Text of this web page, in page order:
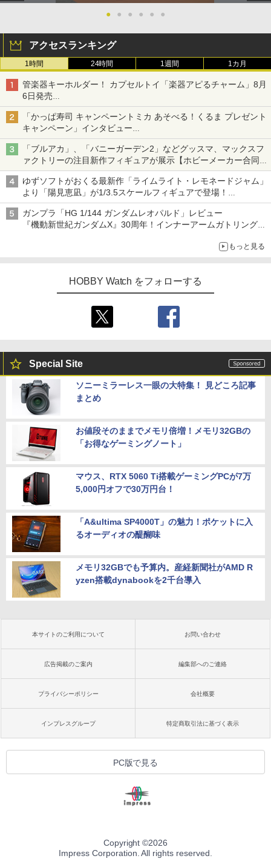
● ● ● ● ● ●
アクセスランキング
1時間 24時間 1週間 1カ月
管楽器キーホルダー！ カプセルトイ「楽器アピるチャーム」8月
6日発売
チューバ、テナサクなど5種各3色
「かっぱ寿司 キャンペーントミカ あそべる！くるま プレゼント
キャンペーン」インタビュー
子どもが楽しめるかっぱ寿司ならではの体験とコラボの楽しさを
追求
「ブルアカ」、「バニーガーデン2」などグッスマ、マックスフ
ァクトリーの注目新作フィギュアが展示【ホビーメーカー合同展
示会】
ゆずソフトがおくる最新作「ライムライト・レモネードジャム」
より「陽見恵凪」が1/3.5スケールフィギュアで登場！
メガネ姿も表現できるオプションパーツが付属
ガンプラ「HG 1/144 ガンダムレオパルド」レビュー
『機動新世紀ガンダムX』30周年！インナーアームガトリングの
もっと見る
HOBBY Watch をフォローする
Special Site
ソニーミラーレス一眼の大特集！ 見どころ記事
まとめ
お値段そのままでメモリ倍増！メモリ32GBの
「お得なゲーミングノート」
マウス、RTX 5060 Ti搭載ゲーミングPCが7万
5,000円オフで30万円台！
「A&ultima SP4000T」の魅力！ポケットに入
るオーディオの醍醐味
メモリ32GBでも予算内。産経新聞社がAMD R
yzen搭載dynabookを2千台導入
本サイトのご利用について お問い合わせ
広告掲載のご案内 編集部へのご連絡
プライバシーポリシー 会社概要
インプレスグループ 特定商取引法に基づく表示
PC版で見る
Copyright ©2026
Impress Corporation. All rights reserved.